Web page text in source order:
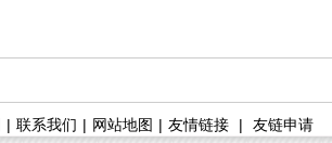
| 联系我们 | 网站地图 | 友情链接 | 友链申请